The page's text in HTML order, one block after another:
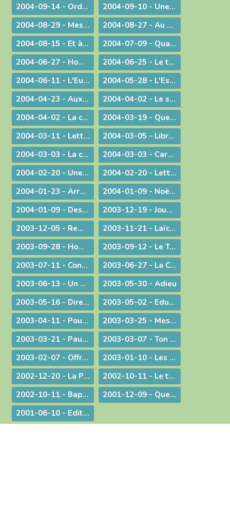
2004-09-14 - Ordination sacerdotale à la Chartreuse de Portes
2004-09-10 - Une année eucharistique, 2005
2004-08-29 - Message aux catholiques de Bourg et des environs
2004-08-27 - Au seuil de la nouvelle année pastorale
2004-08-15 - Et à l'heure de notre mort
2004-07-09 - Quand Dieu est reconduit à la frontière
2004-06-27 - Homélie pour les ordinations
2004-06-25 - Le temps des changements
2004-06-11 - L'Eucharistie dans le réalisme de sa célébration
2004-05-28 - L'Esprit de Vérité, "que le Père enverra en mon nom"
2004-04-23 - Aux heures d'incertitude : une figure de sainteté sacerdotale
2004-04-02 - Le sérieux de l'existence humaine
2004-04-02 - La charité ne se sous-traite pas
2004-03-19 - Quel avenir pour le monde ?
2004-03-11 - Lettre au Cardinal Rouco Varela, archevêque de Madrid, après les attentats du 11 mars 2004
2004-03-05 - Libre méditation sur le récit des tentations du Christ
2004-03-03 - La conversion est possible
2004-03-03 - Carême : Lettre pastorale & Courrier aux prêtres du diocèse
2004-02-20 - Une visite pas comme les autres !
2004-02-20 - Lettre de l'évêque de Belley-Ars aux prêtres du diocèse
2004-01-23 - Arrêt sur image
2004-01-09 - Noël ! "un" Sauveur ou "LE" Sauveur
2004-01-09 - Des voeux de nouvel an tirés de l'actualité
2003-12-19 - Jouez hautbois, résonnez musettes !
2003-12-05 - Remue-ménage au parlement !
2003-11-21 - Laïcité : confiance et appréhension
2003-09-28 - Homélie de la Messe du 26° dimanche ordinaire radiodiffusée depuis l'Abbaye d'Ambronay
2003-09-12 - Le Trésor de l'Eucharistie
2003-07-11 - Continuez votre oeuvre précieuse et irremplaçable
2003-06-27 - La Constitution européenne : ultime version - Un silence plus éloquent que toutes les paroles
2003-06-13 - Un préambule contesté
2003-05-30 - Adieu
2003-05-16 - Dire merci !
2003-05-02 - Education et vocation
2003-04-11 - Pour une catéchèse pascale
2003-03-25 - Message aux communautés musulmanes et chrétiennes de Bourg-en-Bresse
2003-03-21 - Paul Couturier, apôtre de l'unité
2003-03-07 - Ton Père voit dans le secret !
2003-02-07 - Offrir ses mains et son cœur
2003-01-10 - Les bienfaits du dialogue œcuménique
2002-12-20 - La Prière à Marie : un itinéraire de contemplation, une source pour l'action
2002-10-11 - Le temps de la mission
2002-10-11 - Baptême et mariage - Dans une pastorale d'évangélisation harmoniser nos pratiques pour mieux proposer la foi
2001-12-09 - Questions d'actualité avec Mgr Bagnard
2001-06-10 - Edito : Pour qu'ils aient la vie en abondance !